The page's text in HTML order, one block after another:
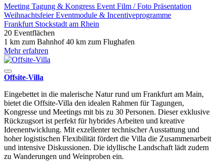
Meeting Tagung & Kongress Event Film / Foto Präsentation
WeihnachtsfeierEventmodule & Incentiveprogramme
Frankfurt Stockstadt am Rhein
20 Eventflächen
1 km zum Bahnhof40 km zum Flughafen
Mehr erfahren
Offsite-Villa
Eingebettet in die malerische Natur rund um Frankfurt am Main,
bietet die Offsite-Villa den idealen Rahmen für Tagungen,
Kongresse und Meetings mit bis zu 30 Personen. Dieser exklusive
Rückzugsort ist perfekt für hybrides Arbeiten und kreative
Ideenentwicklung. Mit exzellenter technischer Ausstattung und
hoher logistischen Flexibilität fördert die Villa die Zusammenarbeit
und intensive Diskussionen. Die idyllische Landschaft lädt zudem
zu Wanderungen und Weinproben ein.